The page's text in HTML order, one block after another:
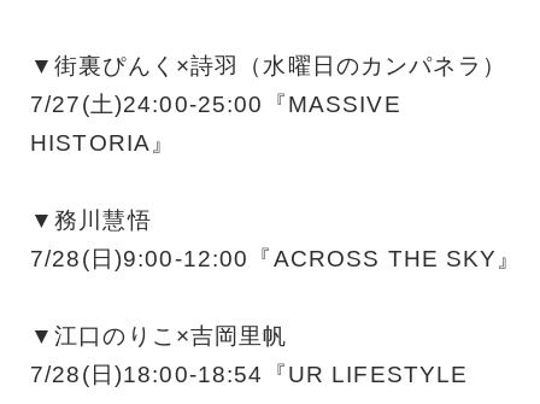
▼街裏ぴんく×詩羽（水曜日のカンパネラ）
7/27(土)24:00-25:00『MASSIVE
HISTORIA』
▼務川慧悟
7/28(日)9:00-12:00『ACROSS THE SKY』
▼江口のりこ×吉岡里帆
7/28(日)18:00-18:54『UR LIFESTYLE